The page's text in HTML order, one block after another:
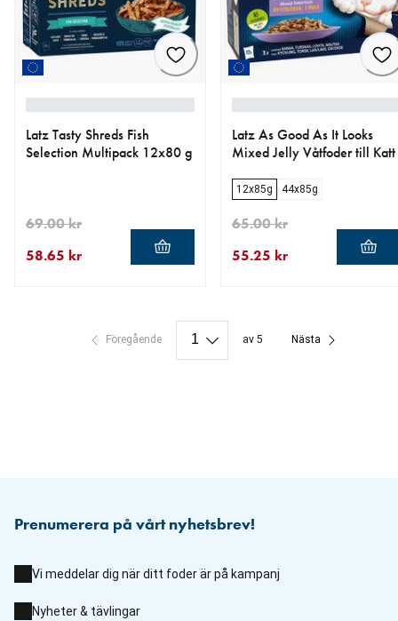
Latz Tasty Shreds Fish
Selection Multipack 12x80 g
58.65 kr
69.00 kr
Latz As Good As It Looks
Mixed Jelly Våtfoder till Katt
12x85g 44x85g
55.25 kr
65.00 kr
Föregående av 5 Nästa
Prenumerera på vårt nyhetsbrev!
Vi meddelar dig när ditt foder är på kampanj
Nyheter & tävlingar